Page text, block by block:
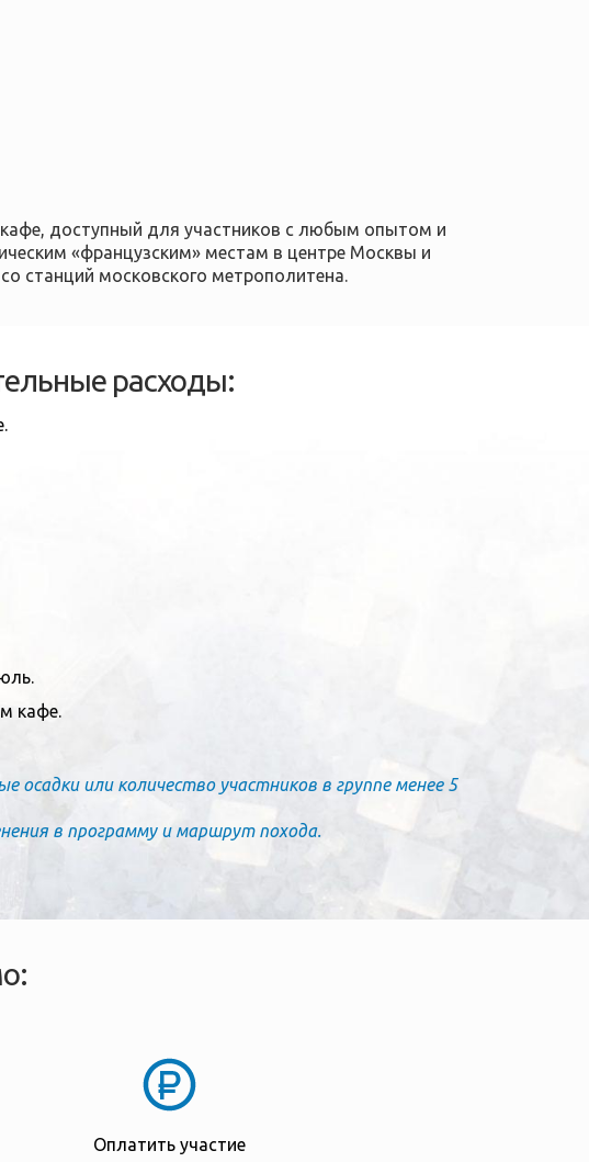
доступный для участников с любым опытом и
«французским» местам в центре Москвы и
станций московского метрополитена.
расходы:
кафе.
или количество участников в группе менее 5
в программу и маршрут похода.
Оплатить участие